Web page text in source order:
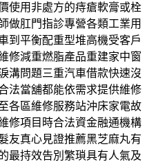
使用非處方的痔瘡軟膏或栓
做肛門指診專營各類工業用
到平衡配重型堆高機受客戶
修減重燃脂產品重建家中窗
溝問題三重汽車借款快速沒
法當舖都能依需求提供維修
各區維修服務站沖床家電故
修項目時合法資金融通機構
友真心見證推薦黑芝麻丸有
最持效告別繁瑣具有人氣及